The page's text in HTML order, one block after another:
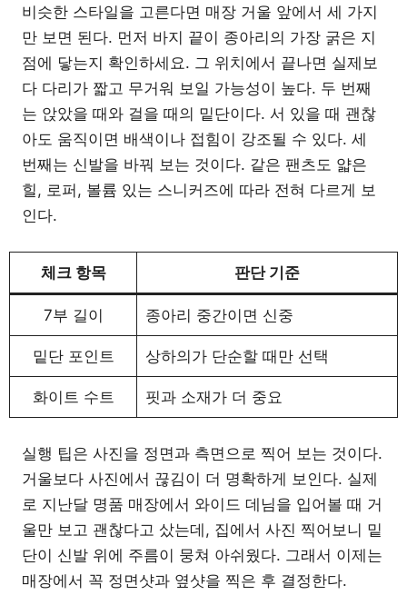
비슷한 스타일을 고른다면 매장 거울 앞에서 세 가지
만 보면 된다. 먼저 바지 끝이 종아리의 가장 굵은 지
점에 닿는지 확인하세요. 그 위치에서 끝나면 실제보
다 다리가 짧고 무거워 보일 가능성이 높다. 두 번째
는 앉았을 때와 걸을 때의 밑단이다. 서 있을 때 괜찮
아도 움직이면 배색이나 접힘이 강조될 수 있다. 세
번째는 신발을 바꿔 보는 것이다. 같은 팬츠도 얇은
힐, 로퍼, 볼륨 있는 스니커즈에 따라 전혀 다르게 보
인다.
체크 항목 판단 기준
7부 길이 종아리 중간이면 신중
밑단 포인트 상하의가 단순할 때만 선택
화이트 수트 핏과 소재가 더 중요
실행 팁은 사진을 정면과 측면으로 찍어 보는 것이다.
거울보다 사진에서 끊김이 더 명확하게 보인다. 실제
로 지난달 명품 매장에서 와이드 데님을 입어볼 때 거
울만 보고 괜찮다고 샀는데, 집에서 사진 찍어보니 밑
단이 신발 위에 주름이 뭉쳐 아쉬웠다. 그래서 이제는
매장에서 꼭 정면샷과 옆샷을 찍은 후 결정한다.